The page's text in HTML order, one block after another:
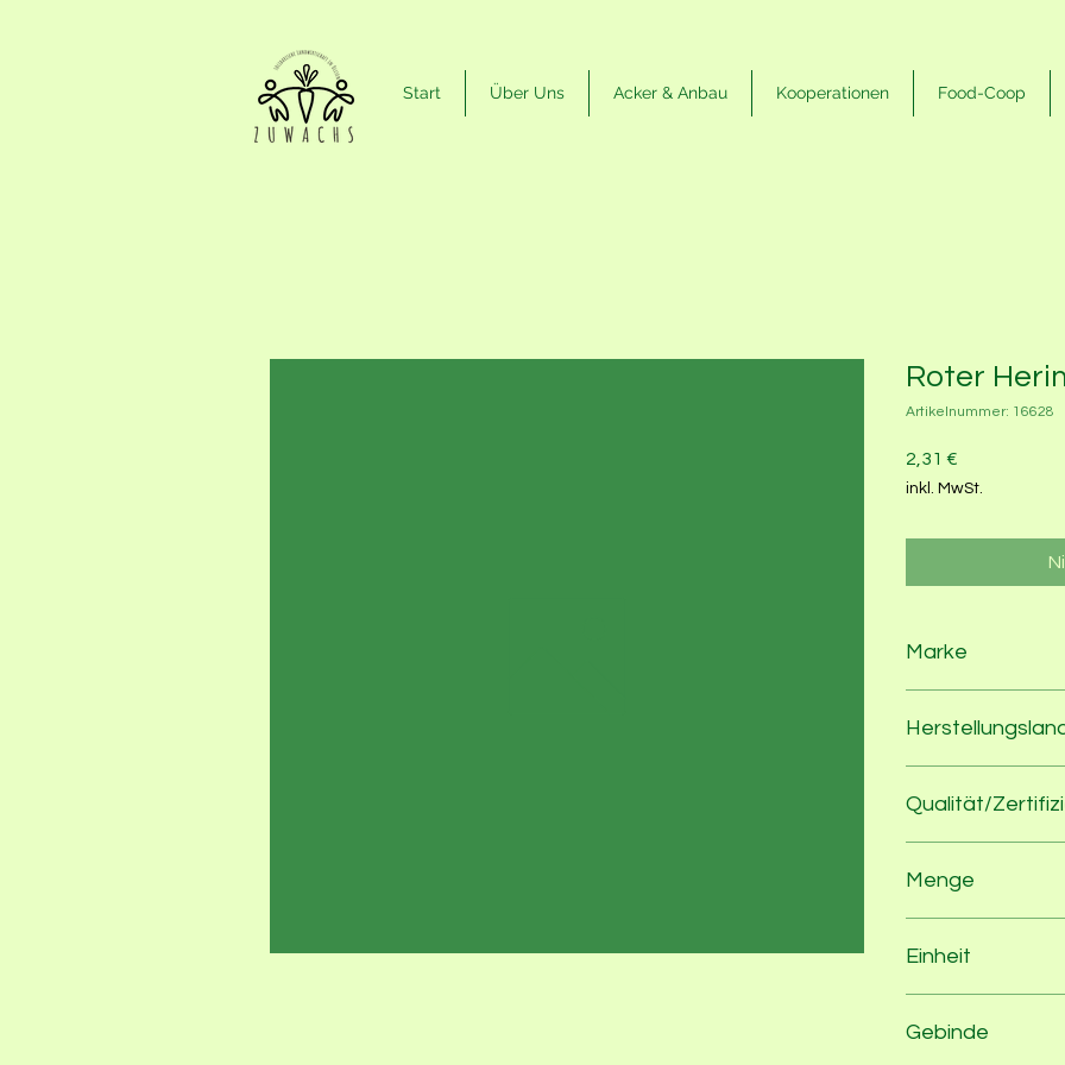
Start Über Uns Acker & Anbau Kooperationen Food-Coop
Roter
Artikelnummer: 16628
2,31 €
inkl. MwSt.
Marke
Qualität/
Menge
Einheit
Gebinde